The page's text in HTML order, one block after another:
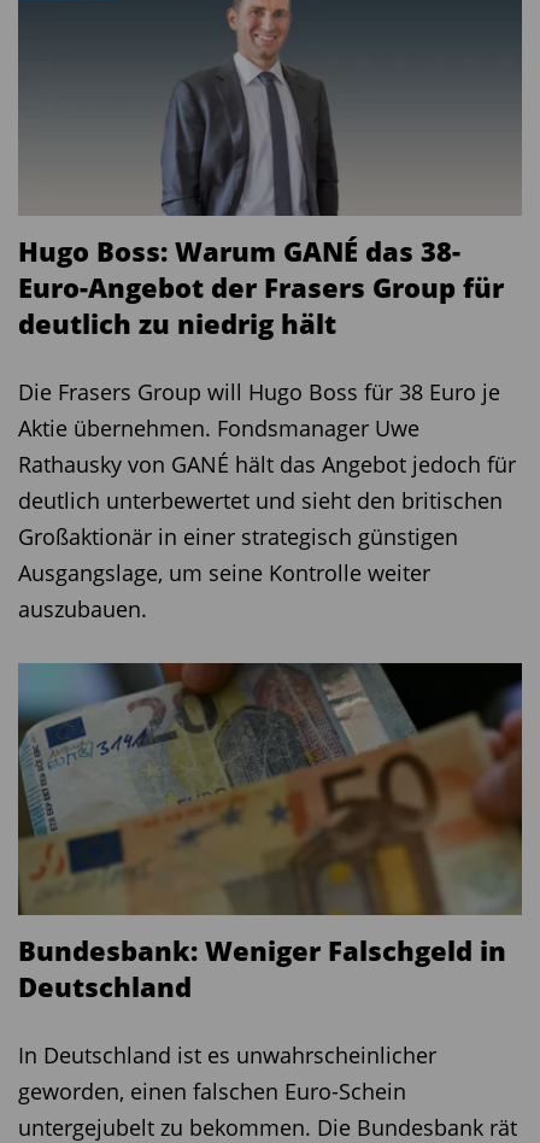
Hugo Boss: Warum GANÉ das 38-
Euro-Angebot der Frasers Group für
deutlich zu niedrig hält
Die Frasers Group will Hugo Boss für 38 Euro je
Aktie übernehmen. Fondsmanager Uwe
Rathausky von GANÉ hält das Angebot jedoch für
deutlich unterbewertet und sieht den britischen
Großaktionär in einer strategisch günstigen
Ausgangslage, um seine Kontrolle weiter
auszubauen.
Bundesbank: Weniger Falschgeld in
Deutschland
In Deutschland ist es unwahrscheinlicher
geworden, einen falschen Euro-Schein
untergejubelt zu bekommen. Die Bundesbank rät